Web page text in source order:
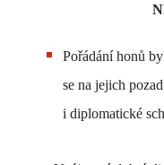
Pořádání honů
se na jejich
i diplomatické